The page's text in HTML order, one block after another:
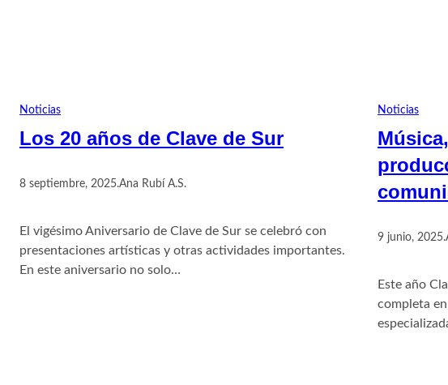
Noticias
Los 20 años de Clave de Sur
8 septiembre, 2025.Ana Rubí A.S.
El vigésimo Aniversario de Clave de Sur se celebró con
presentaciones artísticas y otras actividades importantes.
En este aniversario no solo…
Noticias
9 junio, 2025.
Este año
completa